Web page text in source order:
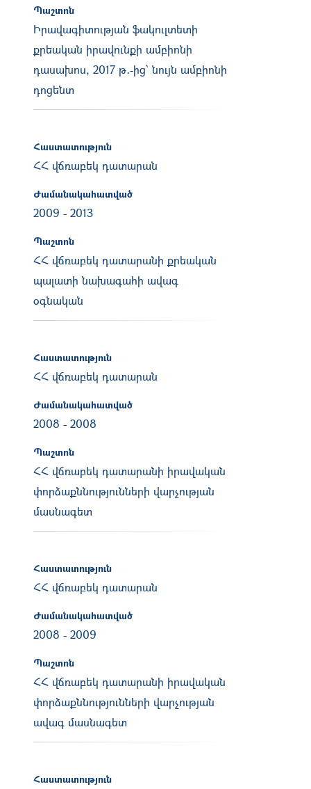
Պաշտոն
Իրավագիտության ֆակուլտետի
քրեական իրավունքի ամբիոնի
դասախոս, 2017 թ․-ից՝ նույն ամբիոնի
դոցենտ
Հաստատություն
ՀՀ վճռաբեկ դատարան
Ժամանակահատված
2009 - 2013
Պաշտոն
ՀՀ վճռաբեկ դատարանի քրեական
պալատի նախագահի ավագ
օգնական
Հաստատություն
ՀՀ վճռաբեկ դատարան
Ժամանակահատված
2008 - 2008
Պաշտոն
ՀՀ վճռաբեկ դատարանի իրավական
փորձաքննությունների վարչության
մասնագետ
Հաստատություն
ՀՀ վճռաբեկ դատարան
Ժամանակահատված
2008 - 2009
Պաշտոն
ՀՀ վճռաբեկ դատարանի իրավական
փորձաքննությունների վարչության
ավագ մասնագետ
Հաստատություն